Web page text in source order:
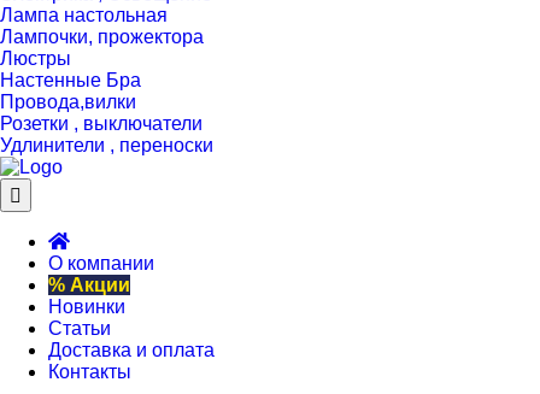
Лампа настольная
Лампочки, прожектора
Люстры
Настенные Бра
Провода,вилки
Розетки , выключатели
Удлинители , переноски
О компании
% Акции
Новинки
Статьи
Доставка и оплата
Контакты